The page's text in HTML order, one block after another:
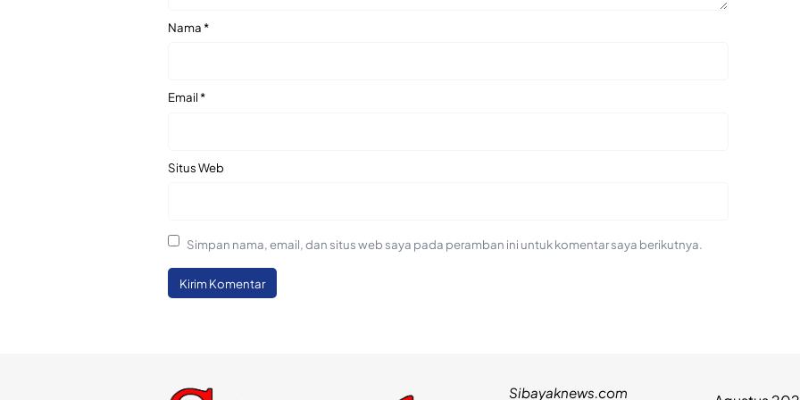
Nama*
Email*
Situs Web
Simpan nama, email, dan situs web saya pada peramban ini untuk komentar saya berikutnya.
Sibayaknews.com